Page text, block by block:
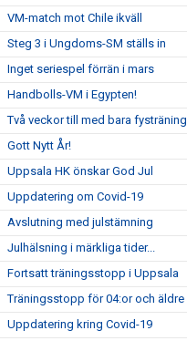
VM-match mot Chile ikväll
Steg 3 i Ungdoms-SM ställs in
Inget seriespel förrän i mars
Handbolls-VM i Egypten!
Två veckor till med bara fysträning
Gott Nytt År!
Uppsala HK önskar God Jul
Uppdatering om Covid-19
Avslutning med julstämning
Julhälsning i märkliga tider...
Fortsatt träningsstopp i Uppsala
Träningsstopp för 04:or och äldre
Uppdatering kring Covid-19